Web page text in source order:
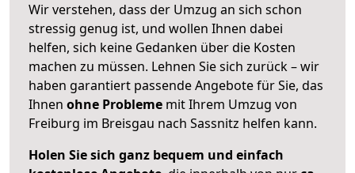
Wir verstehen, dass der Umzug an sich schon
stressig genug ist, und wollen Ihnen dabei
helfen, sich keine Gedanken über die Kosten
machen zu müssen. Lehnen Sie sich zurück – wir
haben garantiert passende Angebote für Sie, das
Ihnen ohne Probleme mit Ihrem Umzug von
Freiburg im Breisgau nach Sassnitz helfen kann.
Holen Sie sich ganz bequem und einfach